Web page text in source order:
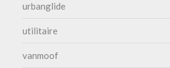
urbanglide
utilitaire
vanmoof